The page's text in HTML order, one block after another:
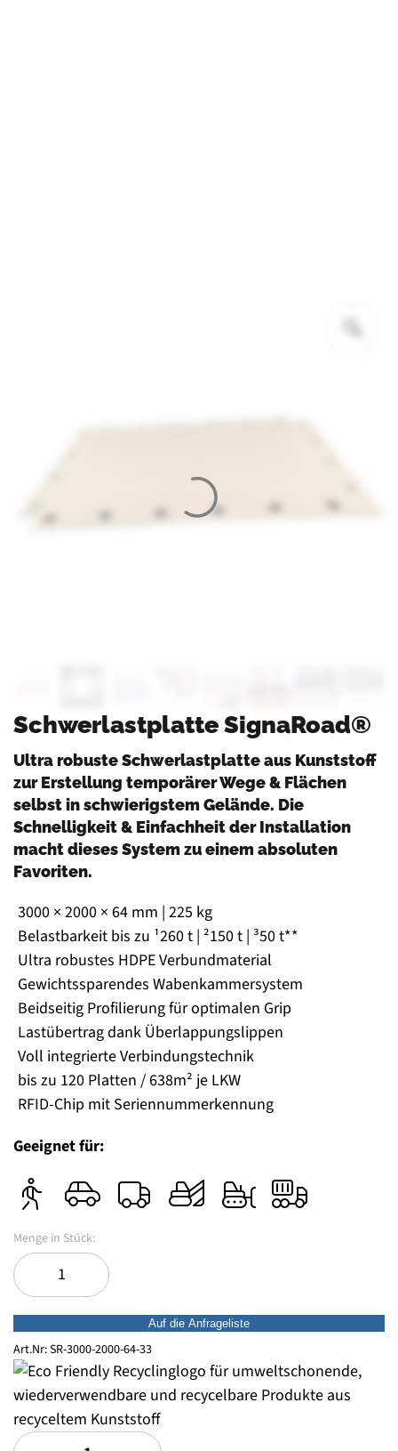
Schwerlastplatte SignaRoad®
Ultra robuste Schwerlastplatte aus Kunststoff
zur Erstellung temporärer Wege & Flächen
selbst in schwierigstem Gelände. Die
Schnelligkeit & Einfachheit der Installation
macht dieses System zu einem absoluten
Favoriten.
3000 × 2000 × 64 mm | 225 kg
Belastbarkeit bis zu ¹260 t | ²150 t | ³50 t**
Ultra robustes HDPE Verbundmaterial
Gewichtssparendes Wabenkammersystem
Beidseitig Profilierung für optimalen Grip
Lastübertrag dank Überlappungslippen
Voll integrierte Verbindungstechnik
bis zu 120 Platten / 638m² je LKW
RFID-Chip mit Seriennummerkennung
Geeignet für:
Auf die Anfrageliste
Art.Nr:SR-3000-2000-64-33